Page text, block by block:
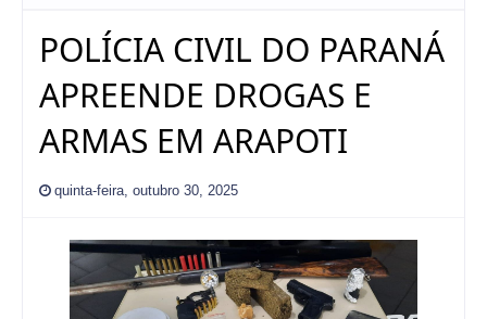
POLÍCIA CIVIL DO PARANÁ
APREENDE DROGAS E
ARMAS EM ARAPOTI
quinta-feira, outubro 30, 2025